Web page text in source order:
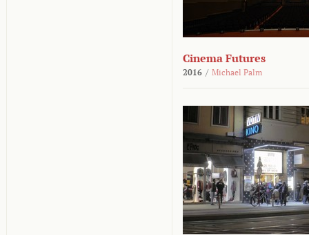
Cinema Futures
2016 / Michael Palm